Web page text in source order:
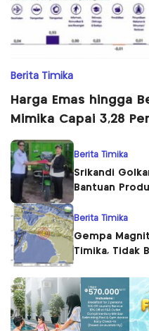
Berita Timika
Harga Emas hingga
Mimika Capai 3,28
Berita Timika
Srikandi
Bantuan
Berita Timika
Gempa
Timika, Tidak